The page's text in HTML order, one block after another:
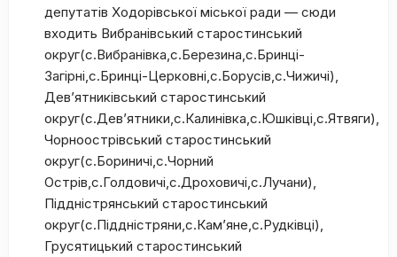
депутатів Ходорівської міської ради — сюди
входить Вибранівський старостинський
округ(с.Вибранівка,с.Березина,с.Бринці-
Загірні,с.Бринці-Церковні,с.Борусів,с.Чижичі),
Дев’ятниківський старостинський
округ(с.Дев’ятники,с.Калинівка,с.Юшківці,с.Ятвяги),
Чорноострівський старостинський
округ(с.Бориничі,с.Чорний
Острів,с.Голдовичі,с.Дроховичі,с.Лучани),
Піддністрянський старостинський
округ(с.Піддністряни,с.Кам’яне,с.Рудківці),
Грусятицький старостинський